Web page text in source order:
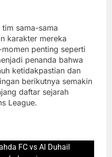
sama-sama
karakter mereka
penting seperti
penanda bahwa
ketidakpastian dan
berikutnya semakin
daftar sejarah
League.
FC vs Al Duhail